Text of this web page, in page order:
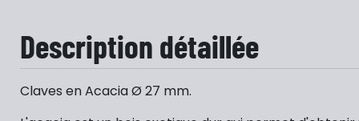
Description détaillée
Claves en Acacia Ø 27 mm.